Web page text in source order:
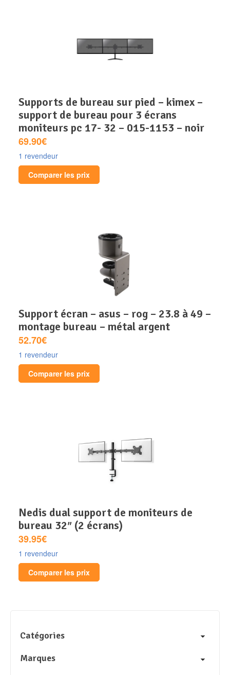
supports de bureau sur pied – kimex –
support de bureau pour 3 écrans
moniteurs pc 17- 32 – 015-1153 – noir
69.90€
1 revendeur
Comparer les prix
support écran – asus – rog – 23.8 à 49 –
montage bureau – métal argent
52.70€
1 revendeur
Comparer les prix
nedis dual support de moniteurs de
bureau 32″ (2 écrans)
39.95€
1 revendeur
Comparer les prix
Catégories
Marques